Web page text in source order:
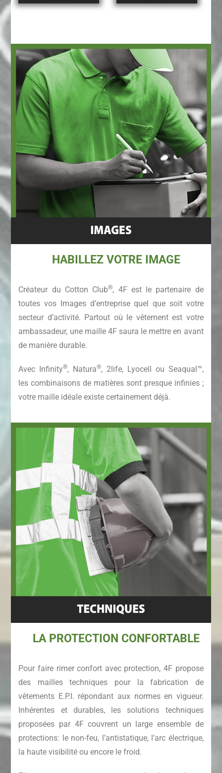
HABILLEZ VOTRE IMAGE
Créateur du Cotton Club®, 4F est le partenaire de
toutes vos Images d’entreprise quel que soit votre
secteur d’activité. Partout où le vêtement est votre
ambassadeur, une maille 4F saura le mettre en avant
de manière durable.
Avec Infinity®, Natura®, 2life, Lyocell ou Seaqual™,
les combinaisons de matières sont presque infinies ;
votre maille idéale existe certainement déjà.
LA PROTECTION CONFORTABLE
Pour faire rimer confort avec protection, 4F propose
des mailles techniques pour la fabrication de
vêtements E.P.I. répondant aux normes en vigueur.
Inhérentes et durables, les solutions techniques
proposées par 4F couvrent un large ensemble de
protections: le non-feu, l’antistatique, l’arc électrique,
la haute visibilité ou encore le froid.